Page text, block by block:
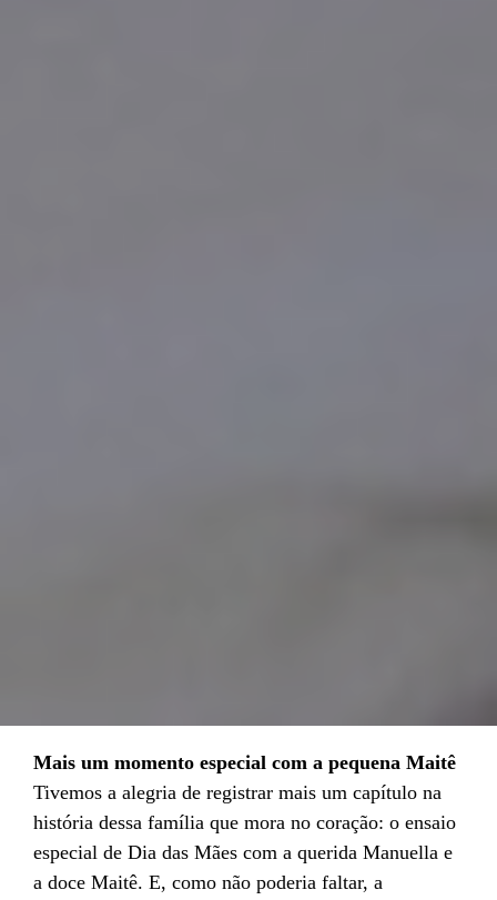
Mais um momento especial com a pequena Maitê
Tivemos a alegria de registrar mais um capítulo na
história dessa família que mora no coração: o ensaio
especial de Dia das Mães com a querida Manuella e
a doce Maitê. E, como não poderia faltar, a